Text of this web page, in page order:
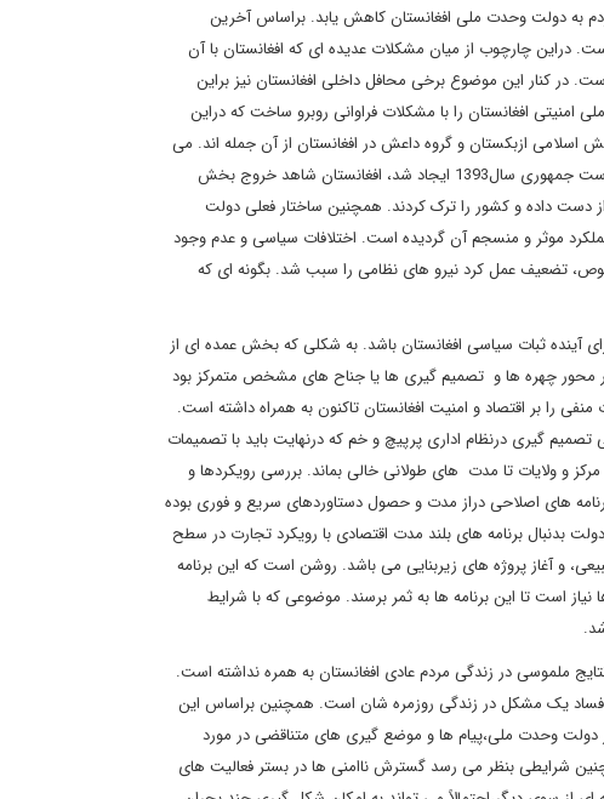
به دولت وحدت ملی افغانستان کاهش یابد. براساس آخرین
حرکت است. دراین چارچوب از میان مشکلات عدیده ای که افغانستان با آن
کنار این موضوع برخی محافل داخلی افغانستان نیز براین
بین المللی در سال ۲۰۱۴ از این کشور، نیروهای ملی امنیتی افغانستان را با مشکلات فراوانی روبرو ساخت که دراین
اسلامی ازبکستان و گروه داعش در افغانستان از آن جمله اند. می
توان نام برد. هم زمان با شک و تردیدی که در باره ثبات سیاسی افغانستان پس از انتخابات ریاست جمهوری سال1393 ایجاد شد، افغانستان شاهد خروج بخش
از دست داده و کشور را ترک کردند. همچنین ساختار فعلی دولت
موثر و منسجم آن گردیده است. اختلافات سیاسی و عدم وجود
تضعیف عمل کرد نیرو های نظامی را سبب شد. بگونه ای که
آینده ثبات سیاسی افغانستان باشد. به شکلی که بخش عمده ای از
محور چهره ها و تصمیم گیری ها یا جناح های مشخص متمرکز بود
را بر اقتصاد و امنیت افغانستان تاکنون به همراه داشته است.
تصمیم گیری درنظام اداری پرپیچ و خم که درنهایت باید با تصمیمات
و ولایات تا مدت های طولانی خالی بماند. بررسی رویکردها و
های اصلاحی دراز مدت و حصول دستاوردهای سریع و فوری بوده
بدنبال برنامه های بلند مدت اقتصادی با رویکرد تجارت در سطح
و آغاز پروژه های زیربنایی می باشد. روشن است که این برنامه
است تا این برنامه ها به ثمر برسند. موضوعی که با شرایط
ملموسی در زندگی مردم عادی افغانستان به همره نداشته است.
درطی یک نظرسنجی در سال 1394 اظهارداشته اند که فساد یک مشکل در زندگی روزمره شان است. همچنین براساس این
دولت وحدت ملی،پیام ها و موضع گیری های متناقضی در مورد
شرایطی بنظر می رسد گسترش ناامنی ها در بستر فعالیت های